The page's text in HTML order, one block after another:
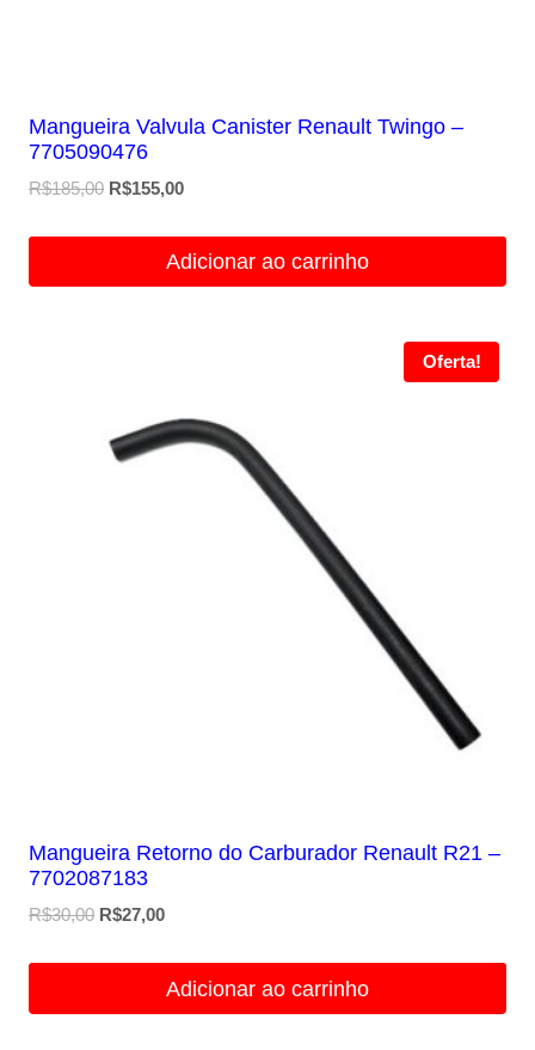
Mangueira Valvula Canister Renault Twingo –
7705090476
R$185,00 O
R$155,00O
é:
Adicionar ao carrinho
Oferta!
Mangueira Retorno do Carburador Renault R21 –
7702087183
R$30,00 O
R$27,00O
é:
Adicionar ao carrinho